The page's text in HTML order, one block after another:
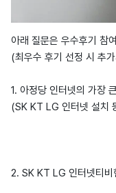
아래 질문은 우수후기 참
(최우수 후기 선정 시 추
1. 아정당 인터넷의 가장
(SK KT LG 인터넷 설치
2. SK KT LG 인터넷티비